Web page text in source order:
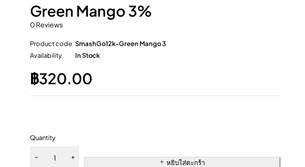
Green Mango 3%
0 Reviews
Product code SmashGo12k-Green Mango 3
Availability
In Stock
฿320.00
Quantity
หยิบใส่ตะกร้า